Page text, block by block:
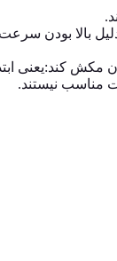
بالا بودن
کند:یعنی ابتدا
مناسب نیستند.